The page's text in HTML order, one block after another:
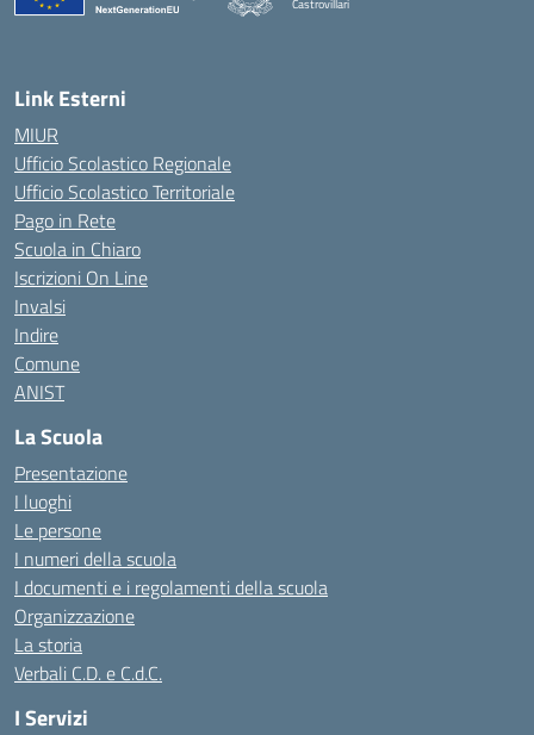
Castrovillari
Link Esterni
MIUR
Ufficio Scolastico Regionale
Ufficio Scolastico Territoriale
Pago in Rete
Scuola in Chiaro
Iscrizioni On Line
Invalsi
Indire
Comune
ANIST
La Scuola
Presentazione
I luoghi
Le persone
I numeri della scuola
I documenti e i regolamenti della scuola
Organizzazione
La storia
Verbali C.D. e C.d.C.
I Servizi